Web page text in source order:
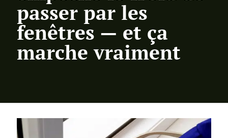
passer par les
fenêtres — et ça
marche vraiment